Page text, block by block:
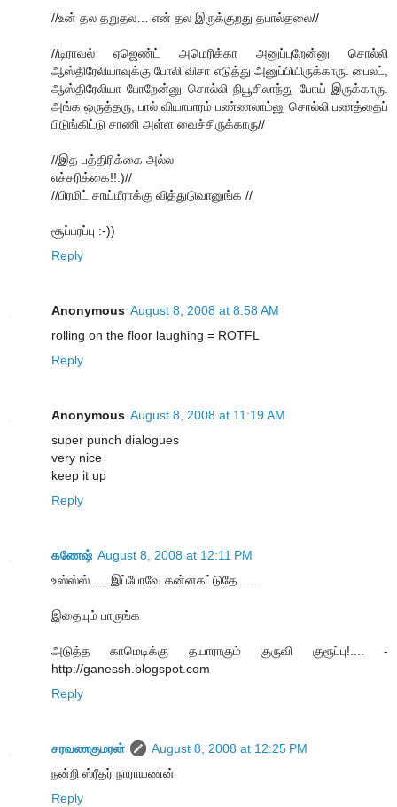
//உன் தல தறுதல… என் தல இருக்குறது தபால்தலை//
//டிராவல் ஏஜெண்ட் அமெரிக்கா அனுப்புறேன்னு சொல்லி
ஆஸ்திரேலியாவுக்கு போலி விசா எடுத்து அனுப்பியிருக்காரு. பைலட்,
ஆஸ்திரேலியா போறேன்னு சொல்லி நியூசிலாந்து போய் இருக்காரு.
அங்க ஒருத்தரு, பால் வியாபாரம் பண்ணலாம்னு சொல்லி பணத்தைப்
பிடுங்கிட்டு சாணி அள்ள வைச்சிருக்காரு//
//இத பத்திரிக்கை அல்ல
எச்சரிக்கை!!:)//
//பிரமிட் சாய்மீராக்கு வித்துடுவானுங்க //
சூப்பரப்பு :-))
Reply
Anonymous August 8, 2008 at 8:58 AM
rolling on the floor laughing = ROTFL
Reply
Anonymous August 8, 2008 at 11:19 AM
super punch dialogues
very nice
keep it up
Reply
கணேஷ் August 8, 2008 at 12:11 PM
உஸ்ஸ்ஸ்..... இப்போவே கன்னகட்டுதே.......
இதையும் பாருங்க
அடுத்த காமெடிக்கு தயாராகும் குருவி குரூப்பு!.... -
http://ganessh.blogspot.com
Reply
சரவணகுமரன்
August 8, 2008 at 12:25 PM
நன்றி ஸ்ரீதர் நாராயணன்
Reply